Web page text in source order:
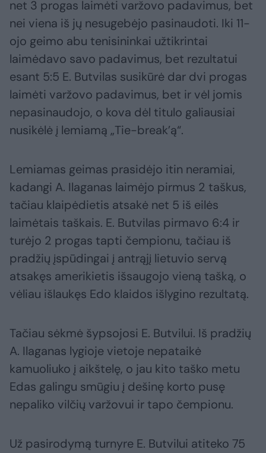
net 3 progas laimėti varžovo padavimus, bet
nei viena iš jų nesugebėjo pasinaudoti. Iki 11-
ojo geimo abu tenisininkai užtikrintai
laimėdavo savo padavimus, bet rezultatui
esant 5:5 E. Butvilas susikūrė dar dvi progas
laimėti varžovo padavimus, bet ir vėl jomis
nepasinaudojo, o kova dėl titulo galiausiai
nusikėlė į lemiamą „Tie-break’ą“.
Lemiamas geimas prasidėjo itin neramiai,
kadangi A. Ilaganas laimėjo pirmus 2 taškus,
tačiau klaipėdietis atsakė net 5 iš eilės
laimėtais taškais. E. Butvilas pirmavo 6:4 ir
turėjo 2 progas tapti čempionu, tačiau iš
pradžių įspūdingai į antrąjį lietuvio servą
atsakęs amerikietis išsaugojo vieną tašką, o
vėliau išlaukęs Edo klaidos išlygino rezultatą.
Tačiau sėkmė šypsojosi E. Butvilui. Iš pradžių
A. Ilaganas lygioje vietoje nepataikė
kamuoliuko į aikštelę, o jau kito taško metu
Edas galingu smūgiu į dešinę korto pusę
nepaliko vilčių varžovui ir tapo čempionu.
Už pasirodymą turnyre E. Butvilui atiteko 75